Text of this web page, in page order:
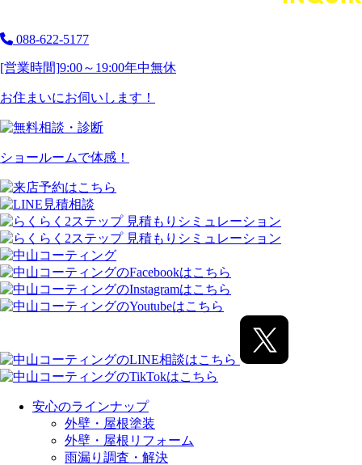
088-622-5177
[営業時間]9:00～19:00年中無休
お住まいにお伺いします！
ショールームで体感！
安心のラインナップ
外壁・屋根塗装
外壁・屋根リフォーム
雨漏り調査・解決